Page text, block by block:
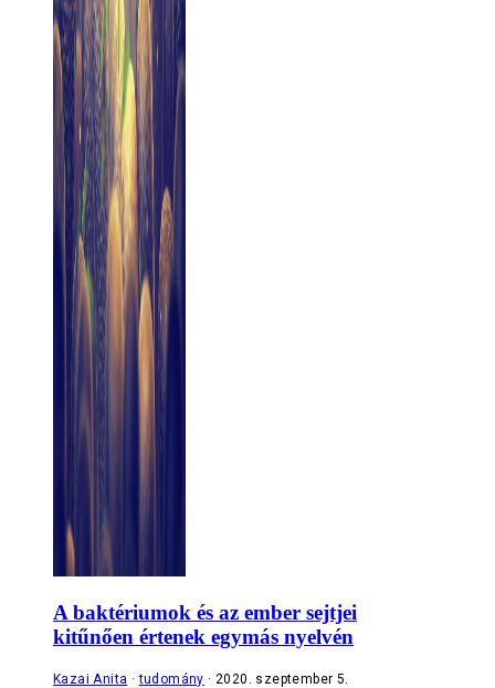
A baktériumok és az ember sejtjei
kitűnően értenek egymás nyelvén
Kazai Anita tudomány 2020. szeptember 5.